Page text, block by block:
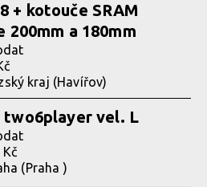
+ kotouče SRAM
200mm a 180mm
kraj (Havířov)
two6player vel. L
(Praha )